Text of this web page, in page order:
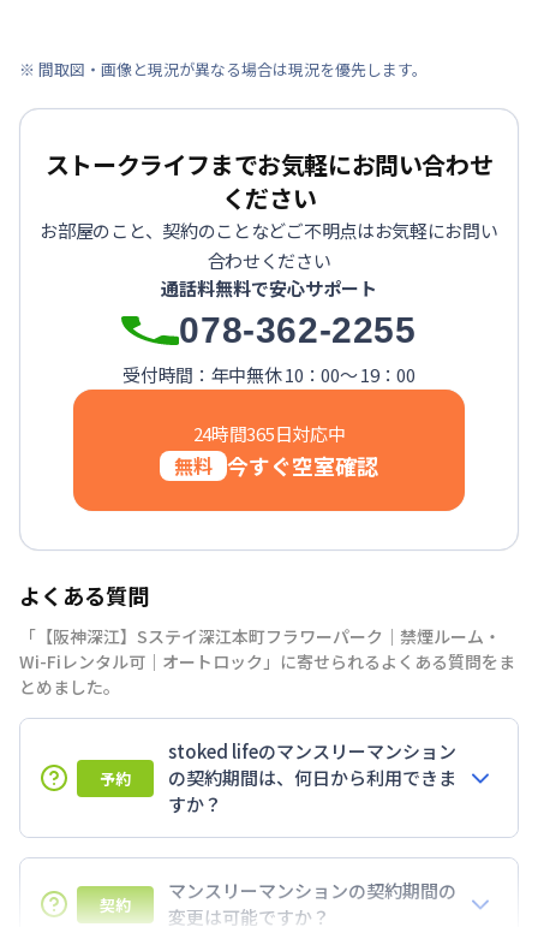
※ 間取図・画像と現況が異なる場合は現況を優先します。
ストークライフまでお気軽にお問い合わせ
ください
お部屋のこと、契約のことなどご不明点はお気軽にお問い
合わせください
通話料無料で安心サポート
078-362-2255
受付時間：年中無休 10：00～ 19：00
24時間365日対応中
無料 今すぐ空室確認
よくある質問
「【阪神深江】Sステイ深江本町フラワーパーク｜禁煙ルーム・
Wi-Fiレンタル可｜オートロック」に寄せられるよくある質問をま
とめました。
予約
stoked lifeのマンスリーマンション
の契約期間は、何日から利用できま
すか？
7日以上からのご契約期間ですが1ヶ月（30日）以上
のご契約期間の地域もございますのでお気軽にお問い
合わせください。
契約
マンスリーマンションの契約期間の
変更は可能ですか？